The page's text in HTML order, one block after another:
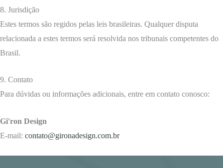
8. Jurisdição
Estes termos são regidos pelas leis brasileiras. Qualquer disputa
relacionada a estes termos será resolvida nos tribunais competentes do
Brasil.
9. Contato
Para dúvidas ou informações adicionais, entre em contato conosco:
Gi'ron Design
E-mail: contato@gironadesign.com.br